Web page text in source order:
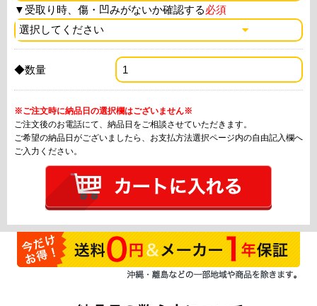
▼ 受取り時、傷・凹みがないか確認する必須
◆数量
※ご注文時に納品日の選択欄はございません※
ご注文後のお電話にて、納品日をご相談させていただきます。
ご希望の納品日がございましたら、お支払方法選択ページ内の自由記入欄へ
ご入力ください。